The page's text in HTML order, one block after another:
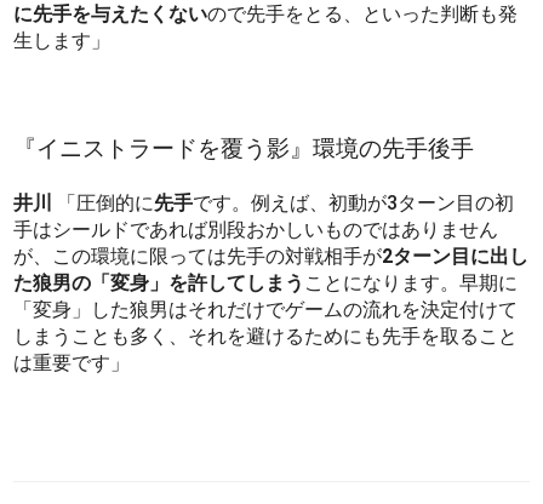
に先手を与えたくないので先手をとる、といった判断も発
生します」
『イニストラードを覆う影』環境の先手後手
井川 「圧倒的に先手です。例えば、初動が3ターン目の初
手はシールドであれば別段おかしいものではありません
が、この環境に限っては先手の対戦相手が2ターン目に出し
た狼男の「変身」を許してしまう ことになります。早期に
「変身」した狼男はそれだけでゲームの流れを決定付けて
しまうことも多く、それを避けるためにも先手を取ること
は重要です」